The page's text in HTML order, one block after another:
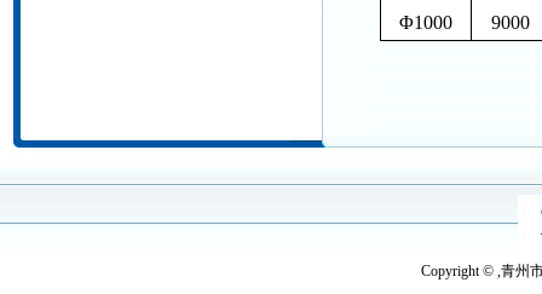
Φ1000
9000
Copyright © ,青州